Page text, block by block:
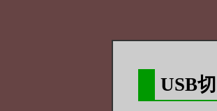
USB